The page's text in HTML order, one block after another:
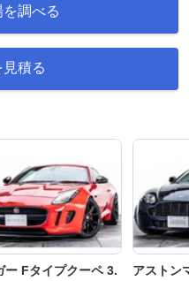
調べる
積る
ー Fタイプクーペ 3.
アストン